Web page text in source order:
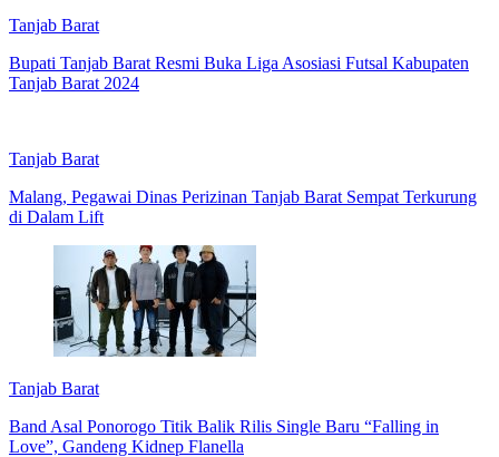
Tanjab Barat
Bupati Tanjab Barat Resmi Buka Liga Asosiasi Futsal Kabupaten
Tanjab Barat 2024
Tanjab Barat
Malang, Pegawai Dinas Perizinan Tanjab Barat Sempat Terkurung
di Dalam Lift
Tanjab Barat
Band Asal Ponorogo Titik Balik Rilis Single Baru “Falling in
Love”, Gandeng Kidnep Flanella